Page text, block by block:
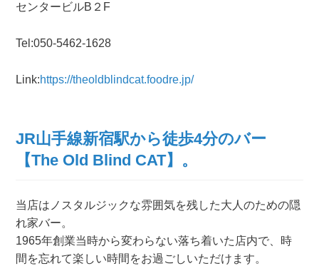
センタービルB２F
Tel:050-5462-1628
Link:https://theoldblindcat.foodre.jp/
JR山手線新宿駅から徒歩4分のバー
【The Old Blind CAT】。
当店はノスタルジックな雰囲気を残した大人のための隠
れ家バー。
1965年創業当時から変わらない落ち着いた店内で、時
間を忘れて楽しい時間をお過ごしいただけます。